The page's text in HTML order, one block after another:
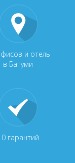
и отель
в Батуми
гарантий